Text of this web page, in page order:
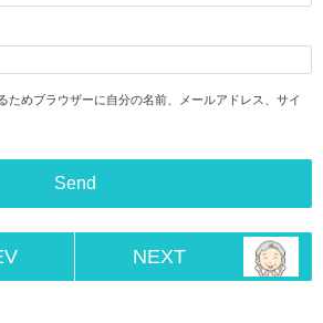
ためブラウザーに自分の名前、メールアドレス、サイ
NEXT